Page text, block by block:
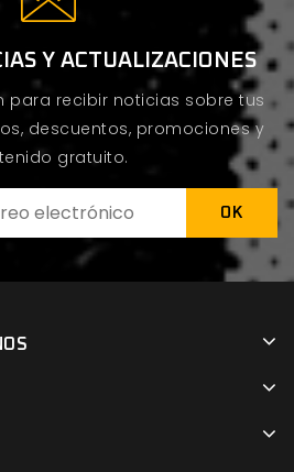
Y ACTUALIZACIONES
para recibir noticias sobre tus
descuentos, promociones y
gratuito.